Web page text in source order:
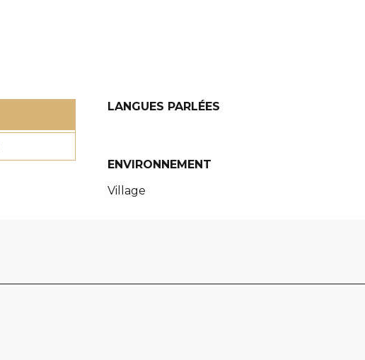
LANGUES PARLÉES
LANGUES PARLÉES
ENVIRONNEMENT
ENVIRONNEMENT
Village